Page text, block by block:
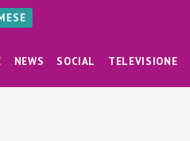
NEWS SOCIAL TELEVISIONE